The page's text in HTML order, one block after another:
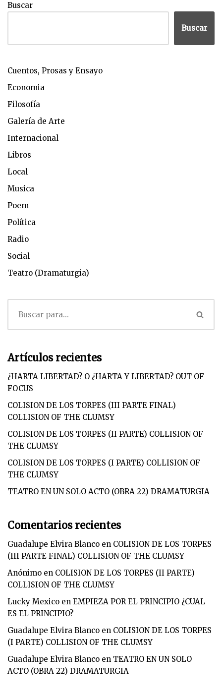
Buscar
Buscar
Cuentos, Prosas y Ensayo
Economia
Filosofía
Galería de Arte
Internacional
Libros
Local
Musica
Poem
Política
Radio
Social
Teatro (Dramaturgia)
Artículos recientes
¿HARTA LIBERTAD? O ¿HARTA Y LIBERTAD? OUT OF
FOCUS
COLISION DE LOS TORPES (III PARTE FINAL)
COLLISION OF THE CLUMSY
COLISION DE LOS TORPES (II PARTE) COLLISION OF
THE CLUMSY
COLISION DE LOS TORPES (I PARTE) COLLISION OF
THE CLUMSY
TEATRO EN UN SOLO ACTO (OBRA 22) DRAMATURGIA
Comentarios recientes
Guadalupe Elvira Blanco en COLISION DE LOS TORPES
(III PARTE FINAL) COLLISION OF THE CLUMSY
Anónimo en COLISION DE LOS TORPES (II PARTE)
COLLISION OF THE CLUMSY
Lucky Mexico en EMPIEZA POR EL PRINCIPIO ¿CUAL
ES EL PRINCIPIO?
Guadalupe Elvira Blanco en COLISION DE LOS TORPES
(I PARTE) COLLISION OF THE CLUMSY
Guadalupe Elvira Blanco en TEATRO EN UN SOLO
ACTO (OBRA 22) DRAMATURGIA